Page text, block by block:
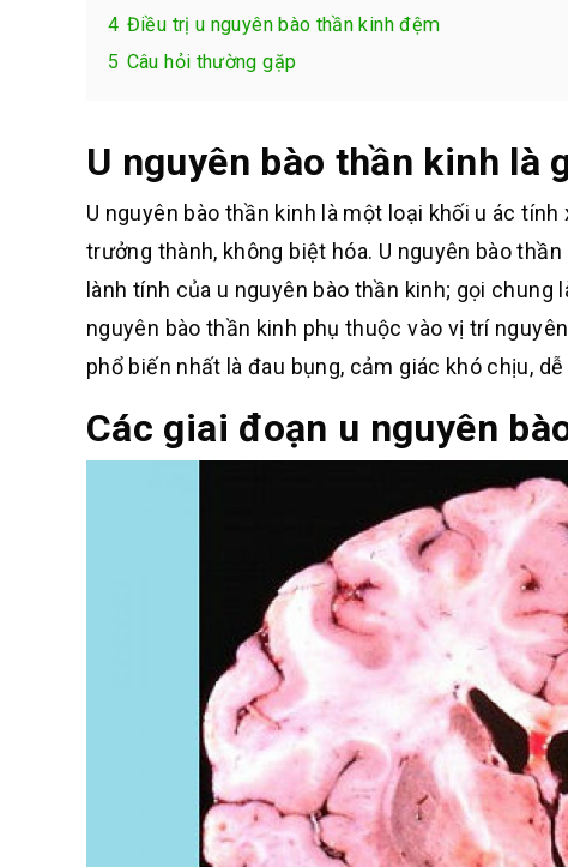
4 Điều trị u nguyên bào thần kinh đệm
5 Câu hỏi thường gặp
U nguyên bào thần kinh là
U nguyên bào thần kinh là một loại khối u ác
trưởng thành, không biệt hóa. U nguyên bào
lành tính của u nguyên bào thần kinh; gọi
nguyên bào thần kinh phụ thuộc vào vị trí
phổ biến nhất là đau bụng, cảm giác khó chịu,
Các giai đoạn u nguyên